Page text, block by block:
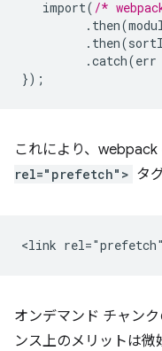
import( /*
.catch(err
});
これにより、
rel="prefetch"> タ
オンデマンド チャン
ンス上のメリットは